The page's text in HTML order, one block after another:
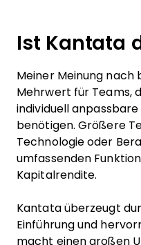
Ist Kantata
Meiner Meinung
Mehrwert für Teams,
individuell
benötigen. Größere
Technologie oder
umfassenden
Kapitalrendite.
Kantata überzeugt
Einführung und
macht einen großen